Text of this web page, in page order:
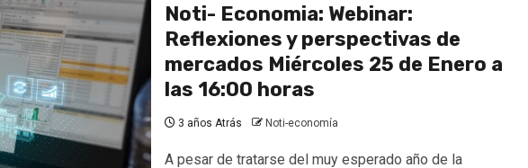
Noti- Economia: Webinar:
Reflexiones y perspectivas de
mercados Miércoles 25 de Enero a
las 16:00 horas
3 años Atrás Noti-economía
A pesar de tratarse del muy esperado año de la